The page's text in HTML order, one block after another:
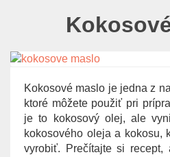
Kokosové maslo je jedna z
ktoré môžete použiť pri
je to kokosový olej, ale
kokosového oleja a kokosu,
vyrobiť. Prečítajte si